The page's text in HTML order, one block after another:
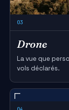
03
Drone
La vue que
vols déclarés.